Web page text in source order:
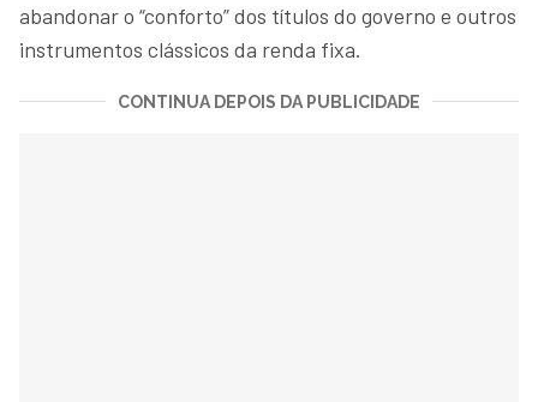
abandonar o “conforto” dos títulos do governo e outros
instrumentos clássicos da renda fixa.
CONTINUA DEPOIS DA PUBLICIDADE